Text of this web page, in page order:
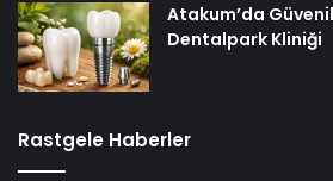
Atakum’da
Dentalpark Kliniği
Rastgele Haberler